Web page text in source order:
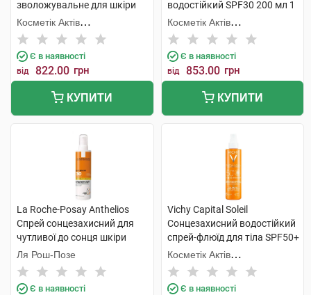
зволожувальне для шкіри
обличчя та тіла дітей та
дорослих SPF50+ 150 мл 1
туба
Косметік Актів
Інтернаціональ
Є в наявності
від 822.00 грн
КУПИТИ
водостійкий SPF30 200 мл 1
флакон
Косметік Актів
Інтернаціональ
Є в наявності
від 853.00 грн
КУПИТИ
La Roche-Posay Anthelios
Спрей сонцезахисний для
чутливої до сонця шкіри
обличчя та тіла SPF30 200
мл 1 флакон
Ля Рош-Позе
Є в наявності
Vichy Capital Soleil
Сонцезахисний водостійкий
спрей-флюїд для тіла SPF50+
200 мл 1 флакон
Косметік Актів
Інтернаціональ
Є в наявності